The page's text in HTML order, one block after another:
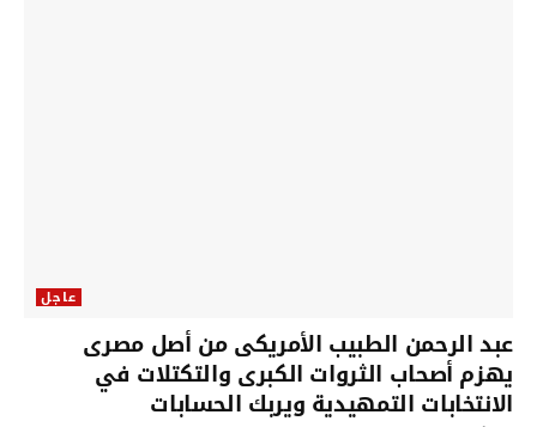
عاجل
عبد الرحمن الطبيب الأمريكى من أصل مصرى
يهزم أصحاب الثروات الكبرى والتكتلات في
الانتخابات التمهيدية ويربك الحسابات